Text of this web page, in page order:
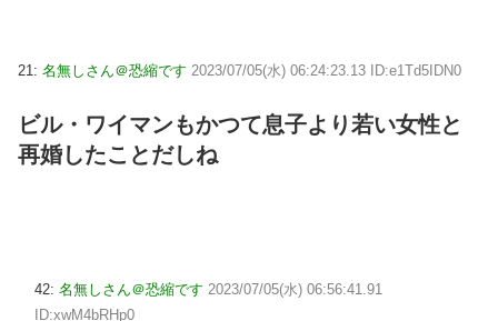
21: 名無しさん＠恐縮です 2023/07/05(水) 06:24:23.13 ID:e1Td5IDN0
ビル・ワイマンもかつて息子より若い女性と
再婚したことだしね
42: 名無しさん＠恐縮です 2023/07/05(水) 06:56:41.91
ID:xwM4bRHp0